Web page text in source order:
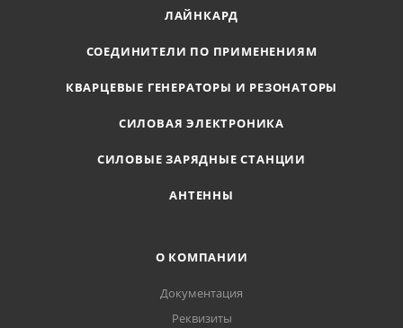
ЛАЙНКАРД
СОЕДИНИТЕЛИ ПО ПРИМЕНЕНИЯМ
КВАРЦЕВЫЕ ГЕНЕРАТОРЫ И РЕЗОНАТОРЫ
СИЛОВАЯ ЭЛЕКТРОНИКА
СИЛОВЫЕ ЗАРЯДНЫЕ СТАНЦИИ
АНТЕННЫ
О КОМПАНИИ
Документация
Реквизиты